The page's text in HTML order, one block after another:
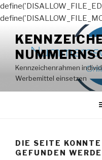
Inhalt
springen
Kennzeichenrahmen
Werbemittel einsetzen
DIE SEITE
GEFUNDEN